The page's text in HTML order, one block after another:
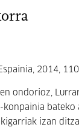
2014,
ondorioz,
bateko
izan